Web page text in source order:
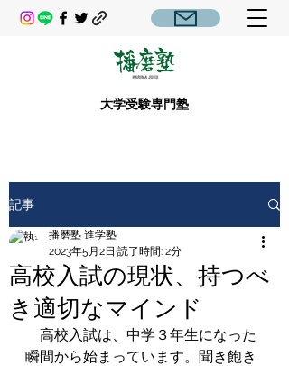
大学受験専門塾
記事
高校入試の現状、持つべ
き適切なマインド
播磨塾 進学塾
2023年5月2日 読了時間: 2分
高校入試は、中学３年生になった
瞬間から始まっています。聞き飽き